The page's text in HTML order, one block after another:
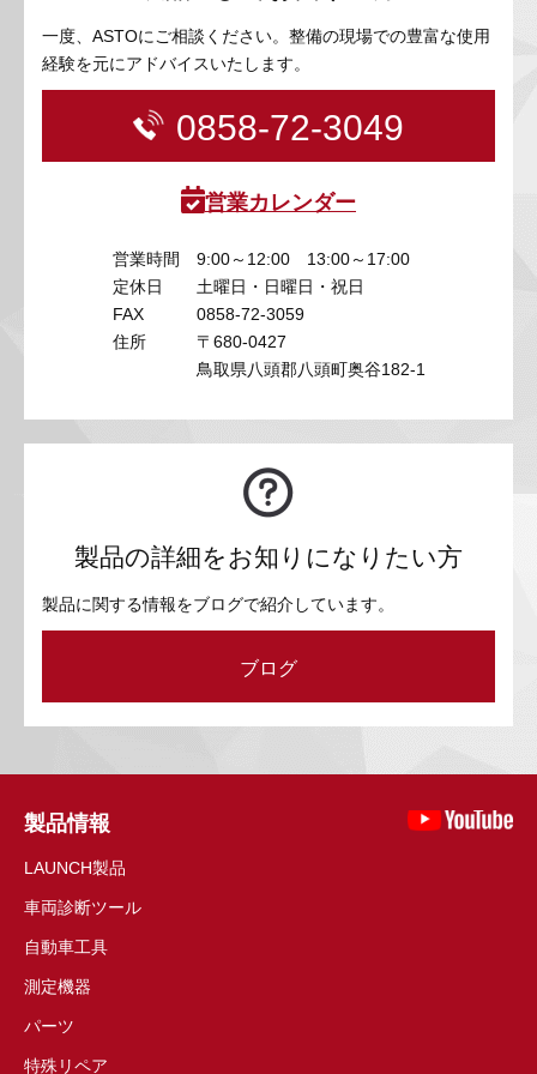
一度、ASTOにご相談ください。整備の現場での豊富な使用
経験を元にアドバイスいたします。
0858-72-3049
営業カレンダー
営業時間
9:00～12:00 13:00～17:00
定休日
土曜日・日曜日・祝日
FAX
0858-72-3059
住所
〒680-0427
鳥取県八頭郡八頭町奥谷182-1
製品の詳細をお知りになりたい方
製品に関する情報をブログで紹介しています。
ブログ
製品情報
LAUNCH製品
車両診断ツール
自動車工具
測定機器
パーツ
特殊リペア